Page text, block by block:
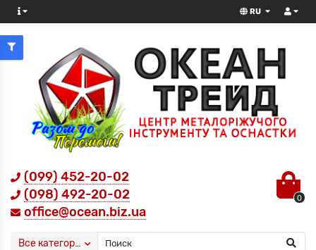
RU
(099) 452-20-02
(098) 492-20-02
office@ocean.biz.ua
0
Все категории